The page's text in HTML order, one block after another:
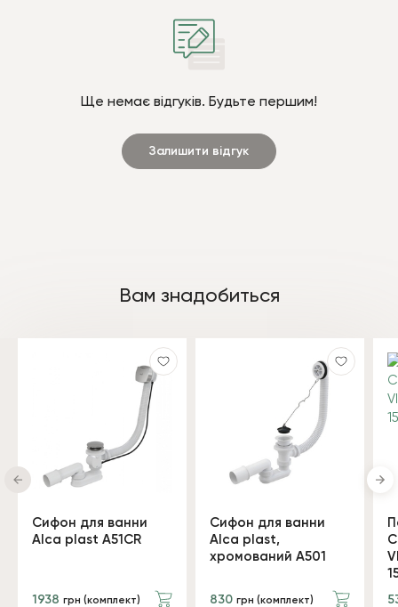
Ще немає відгуків. Будьте першим!
Залишити відгук
Вам знадобиться
Сифон для ванни
Alca plast A51CR
1938 грн (комплект)
Сифон для ванни
Alca plast,
хромований A501
830 грн (комплект)